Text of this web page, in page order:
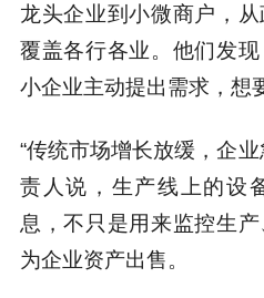
龙头企业到小微商户，
覆盖各行各业。他们发
小企业主动提出需求，想
“传统市场增长放缓，企
责人说，生产线上的设
息，不只是用来监控生
为企业资产出售。